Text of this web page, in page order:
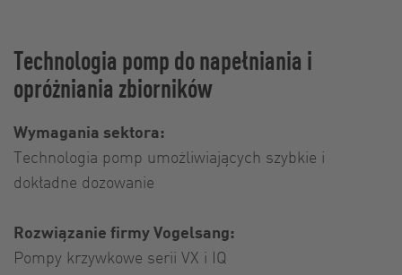
Technologia pomp do napełniania i
opróżniania zbiorników
Wymagania sektora:
Technologia pomp umożliwiających szybkie i
dokładne dozowanie
Rozwiązanie firmy Vogelsang:
Pompy krzywkowe serii VX i IQ